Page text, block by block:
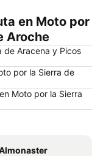
en Moto por
Aroche
de Aracena y Picos
por la Sierra de
Moto por la Sierra